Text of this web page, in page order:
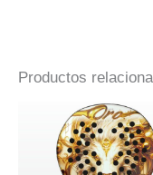
Productos
El
precio
original
era:
El
precio
actual
es:
Este
tiene